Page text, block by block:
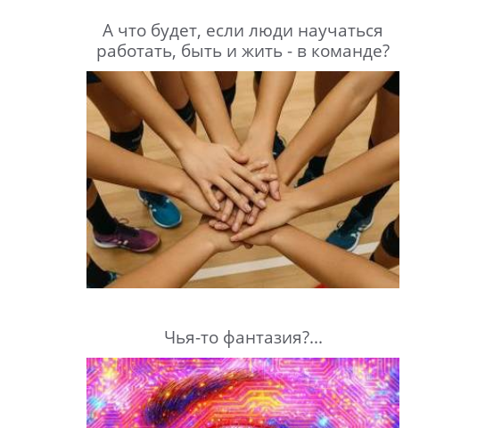
А что будет, если люди научаться
работать, быть и жить - в команде?
Чья-то фантазия?...